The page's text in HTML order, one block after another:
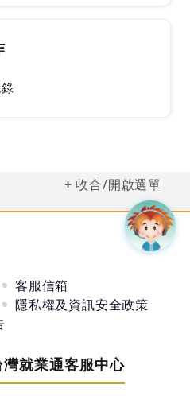
收合/開啟選單
客服信箱
隱私權及資訊安全政策
就業通客服中心